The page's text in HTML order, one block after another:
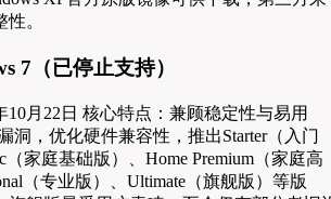
。
7（已停止支持）
10月22日 核心特点：兼顾稳定性与易用
洞，优化硬件兼容性，推出Starter（入门
（家庭基础版）、Home Premium（家庭高
（专业版）、Ultimate（旗舰版）等版